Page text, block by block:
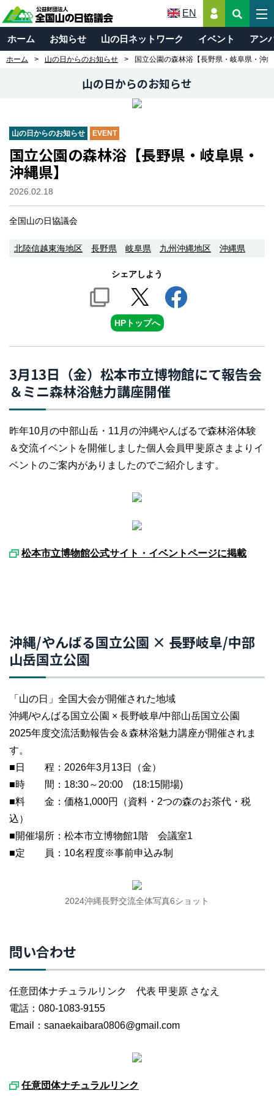
EN
ホーム お知らせ 山の日ネットワーク イベント アン
ホーム 山の日からのお知らせ 国立公園の森林浴【長野県・岐阜県・沖
山の日からのお知らせ
山の日からのお知らせ EVENT
国立公園の森林浴【長野県・岐阜県・
沖縄県】
2026.02.18
全国山の日協議会
北陸信越東海地区 長野県 岐阜県 九州沖縄地区 沖縄県
シェアしよう
HPトップへ
3月13日（金）松本市立博物館にて報告会
＆ミニ森林浴魅力講座開催
昨年10月の中部山岳・11月の沖縄やんばるで森林浴体験
＆交流イベントを開催しました個人会員甲斐原さまよりイ
ベントのご案内がありましたのでご紹介します。
松本市立博物館公式サイト・イベントページに掲載
沖縄/やんばる国立公園 × 長野岐阜/中部
山岳国立公園
「山の日」全国大会が開催された地域
沖縄/やんばる国立公園 × 長野岐阜/中部山岳国立公園
2025年度交流活動報告会＆森林浴魅力講座が開催されま
す。
■日 程：2026年3月13日（金）
■時 間：18:30～20:00 (18:15開場)
■料 金：価格1,000円（資料・2つの森のお茶代・税
込）
■開催場所：松本市立博物館1階 会議室1
■定 員：10名程度※事前申込み制
2024沖縄長野交流全体写真6ショット
問い合わせ
任意団体ナチュラルリンク 代表 甲斐原 さなえ
電話：080-1083-9155
Email：sanaekaibara0806@gmail.com
任意団体ナチュラルリンク